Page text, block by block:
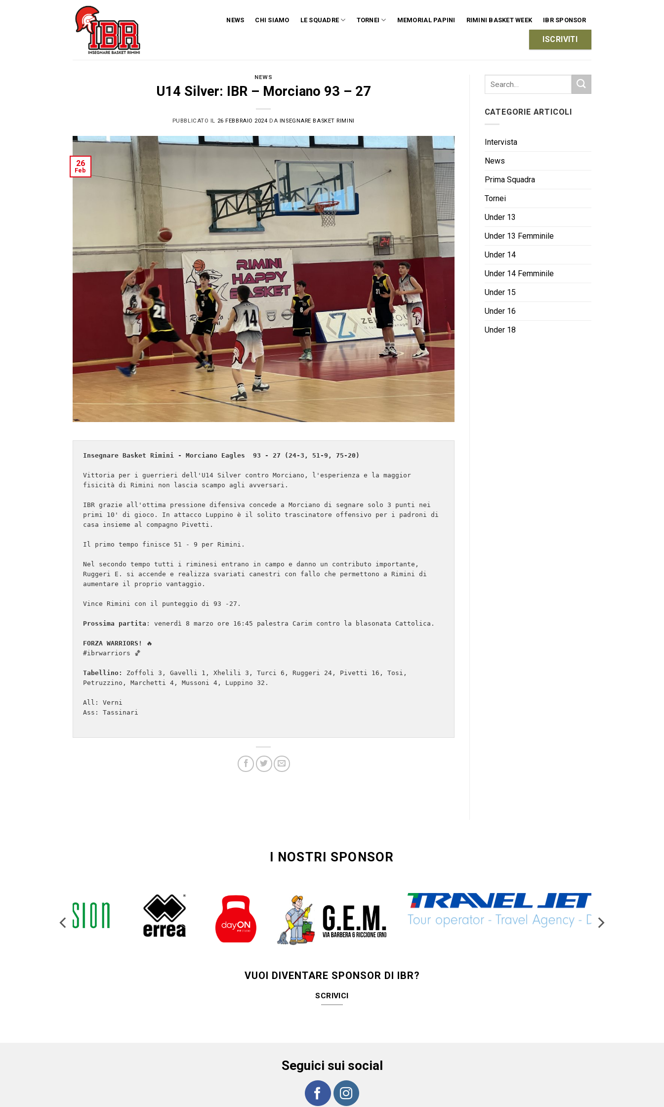
NEWS CHI SIAMO LE SQUADRE TORNEI MEMORIAL PAPINI RIMINI BASKET WEEK IBR SPONSOR
ISCRIVITI
NEWS
U14 Silver: IBR – Morciano 93 – 27
PUBBLICATO IL 26 FEBBRAIO 2024 DA INSEGNARE BASKET RIMINI
26
Feb
Vittoria per i guerrieri dell'U14 Silver contro Morciano, l'esperienza e la maggior
fisicità di Rimini non lascia scampo agli avversari.
IBR grazie all'ottima pressione difensiva concede a Morciano di segnare solo 3 punti nei
primi 10' di gioco. In attacco Luppino è il solito trascinatore offensivo per i padroni di
casa insieme al compagno Pivetti.
Il primo tempo finisce 51 - 9 per Rimini.
Nel secondo tempo tutti i riminesi entrano in campo e danno un contributo importante,
Ruggeri E. si accende e realizza svariati canestri con fallo che permettono a Rimini di
aumentare il proprio vantaggio.
Vince Rimini con il punteggio di 93 -27.
Prossima partita : venerdì 8 marzo ore 16:45 palestra Carim contro la blasonata Cattolica.
FORZA WARRIORS!
🔥
#ibrwarriors 🏀
Tabellino:
Zoffoli 3, Gavelli 1, Xhelili 3, Turci 6, Ruggeri 24, Pivetti 16, Tosi,
Petruzzino, Marchetti 4, Mussoni 4, Luppino 32.
All: Verni
Ass: Tassinari
CATEGORIE ARTICOLI
Intervista
News
Prima Squadra
Tornei
Under 13
Under 13 Femminile
Under 14
Under 14 Femminile
Under 15
Under 16
Under 18
I NOSTRI SPONSOR
VUOI DIVENTARE SPONSOR DI IBR?
SCRIVICI
Seguici sui social